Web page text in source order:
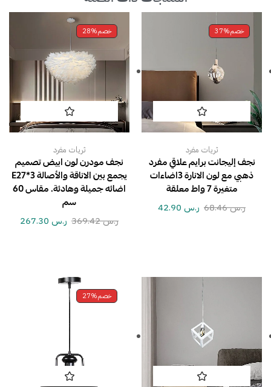
خصم37%
ثريات مفرد
نجف إليجانت برايم علاقي مفرد
ذهبي مع لون الانارة 3اضاءات
متغيرة 7 واط معلقة
ر.س68.46 ر.س
خصم28%
ثريات مفرد
نجف مودرن لون ابيض تصميم
يجمع بين الاناقة والأصالة E27*3
اضائه جميلة وهادئة. مقاس 60
سم
ر.س369.42 ر.س
خصم27%